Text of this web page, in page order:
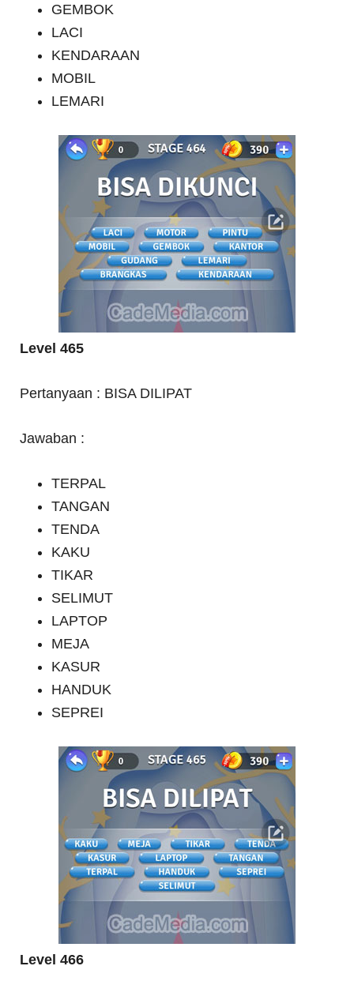
GEMBOK
LACI
KENDARAAN
MOBIL
LEMARI
Level 465
Pertanyaan : BISA DILIPAT
Jawaban :
TERPAL
TANGAN
TENDA
KAKU
TIKAR
SELIMUT
LAPTOP
MEJA
KASUR
HANDUK
SEPREI
Level 466